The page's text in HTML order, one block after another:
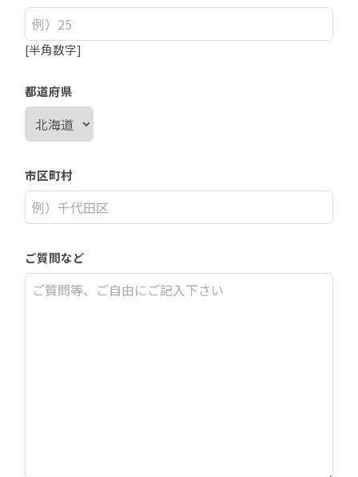
[半角数字]
都道府県
市区町村
ご質問など